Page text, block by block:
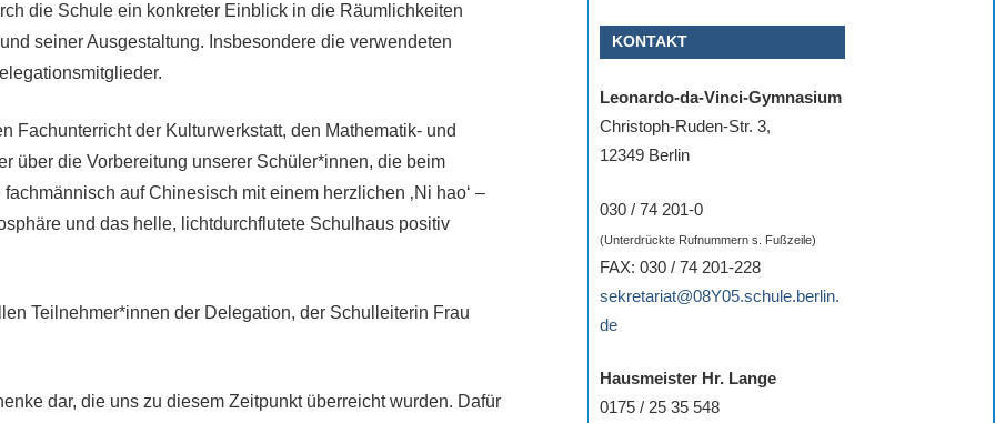
die Schule ein konkreter Einblick in die Räumlichkeiten
seiner Ausgestaltung. Insbesondere die verwendeten
Fachunterricht der Kulturwerkstatt, den Mathematik- und
über die Vorbereitung unserer Schüler*innen, die beim
auf Chinesisch mit einem herzlichen ‚Ni hao‘ –
und das helle, lichtdurchflutete Schulhaus positiv
Teilnehmer*innen der Delegation, der Schulleiterin Frau
dar, die uns zu diesem Zeitpunkt überreicht wurden. Dafür
KONTAKT
Leonardo-da-Vinci-Gymnasium
Christoph-Ruden-Str. 3,
12349 Berlin
030 / 74 201-0
(Unterdrückte Rufnummern s. Fußzeile)
FAX: 030 / 74 201-228
sekretariat@08Y05.schule.berlin.
de
Hausmeister Hr. Lange
0175 / 25 35 548